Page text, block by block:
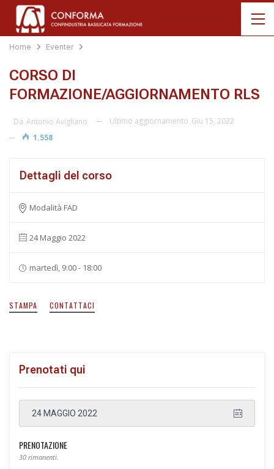
Home Eventer
CORSO DI
FORMAZIONE/AGGIORNAMENTO RLS
Da Antonio Avigliano Ultimo aggiornamento Giu 15, 2022
1.558
Dettagli del corso
Modalità FAD
24 Maggio 2022
martedì, 9:00 - 18:00
STAMPA CONTATTACI
Prenotati qui
24 MAGGIO 2022
PRENOTAZIONE
30 rimanenti.